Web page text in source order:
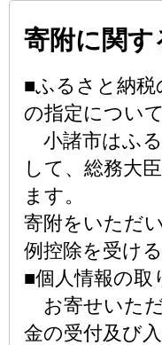
寄附に関す
■ふるさと納税
の指定について
小諸市はふる
して、総務大
ます。
寄附をいただ
例控除を受け
■個人情報の取
お寄せいた
金の受付及び